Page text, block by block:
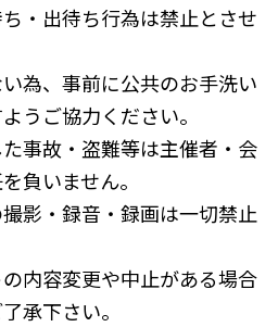
・出待ち行為は禁止とさせ
為、事前に公共のお手洗い
うご協力ください。
事故・盗難等は主催者・会
負いません。
影・録音・録画は一切禁止
内容変更や中止がある場合
承下さい。